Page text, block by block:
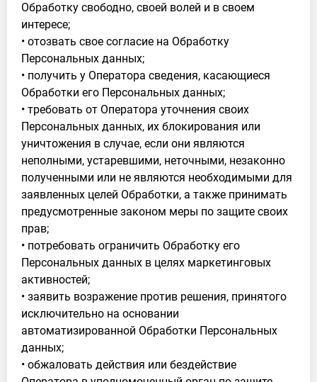
Обработку свободно, своей волей и в своем
интересе;
• отозвать свое согласие на Обработку
Персональных данных;
• получить у Оператора сведения, касающиеся
Обработки его Персональных данных;
• требовать от Оператора уточнения своих
Персональных данных, их блокирования или
уничтожения в случае, если они являются
неполными, устаревшими, неточными, незаконно
полученными или не являются необходимыми для
заявленных целей Обработки, а также принимать
предусмотренные законом меры по защите своих
прав;
• потребовать ограничить Обработку его
Персональных данных в целях маркетинговых
активностей;
• заявить возражение против решения, принятого
исключительно на основании
автоматизированной Обработки Персональных
данных;
• обжаловать действия или бездействие